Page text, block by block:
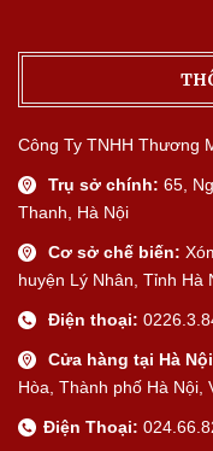
Công Ty TNHH Thương
Trụ sở chính: 65,
Thanh, Hà Nội
Cơ sở chế biến:
huyện Lý Nhân, Tỉnh Hà
Điện thoại:
Cửa hàng tại Hà
Hòa, Thành phố Hà Nội,
Điện Thoại: